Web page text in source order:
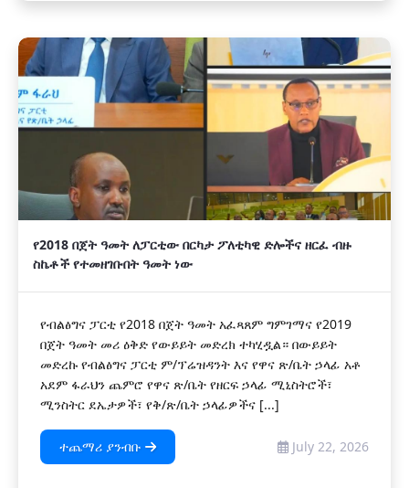
የ2018 በጀት ዓመት ለፓርቲው በርካታ ፖለቲካዊ ድሎችና ዘርፈ ብዙ
ስኬቶች የተመዘገቡበት ዓመት ነው
የብልፅግና ፓርቲ የ2018 በጀት ዓመት አፈጻጸም ግምገማና የ2019
በጀት ዓመት መሪ ዕቅድ የውይይት መድረክ ተካሂዷል። በውይይት
መድረኩ የብልፅግና ፓርቲ ም/ፕሬዝዳንት እና የዋና ጽ/ቤት ኃላፊ አቶ
አደም ፋራህን ጨምሮ የዋና ጽ/ቤት የዘርፍ ኃላፊ ሚኒስትሮች፣
ሚንስትር ደኤታዎች፣ የቅ/ጽ/ቤት ኃላፊዎችና [...]
ተጨማሪ ያንብቡ July 22, 2026